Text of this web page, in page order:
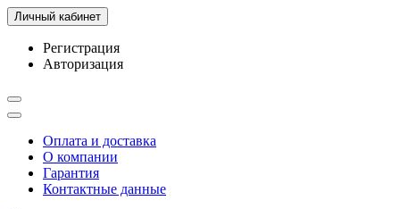
Личный кабинет
Регистрация
Авторизация
Оплата и доставка
О компании
Гарантия
Контактные данные